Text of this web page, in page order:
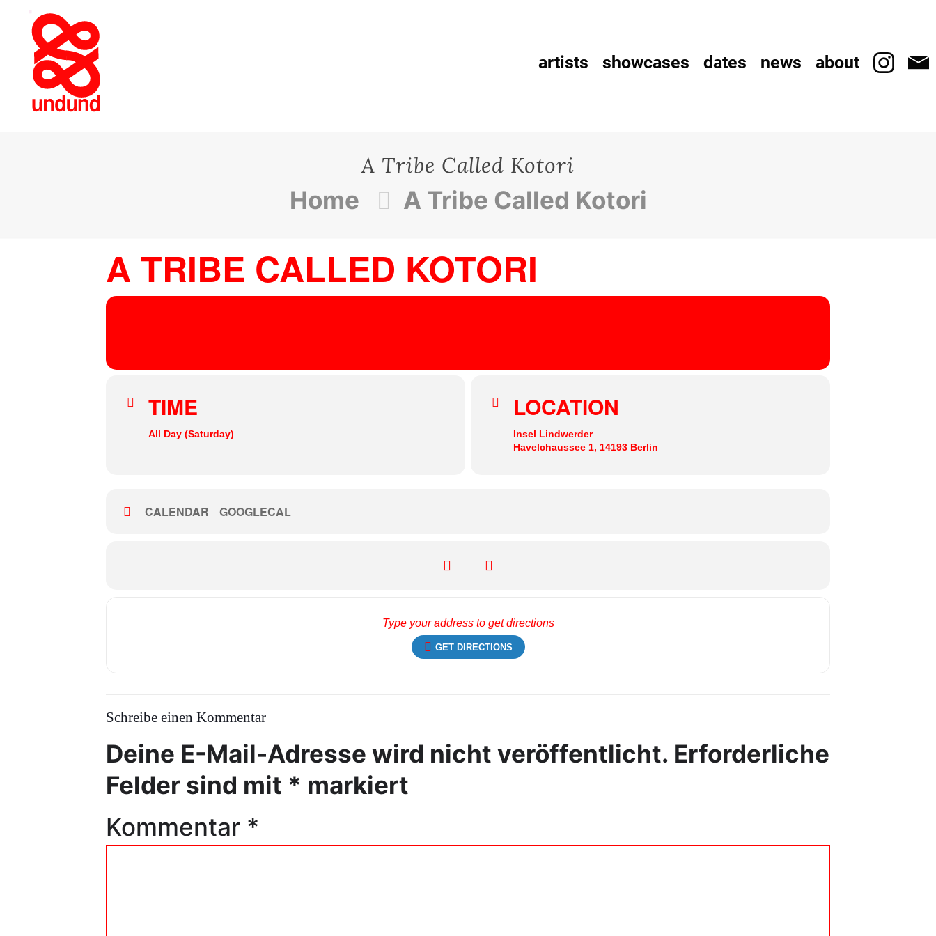
artists showcases dates news about
A Tribe Called Kotori
Home A Tribe Called Kotori
A TRIBE CALLED KOTORI
TIME
All Day (Saturday)
LOCATION
Insel Lindwerder
Havelchaussee 1, 14193 Berlin
CALENDAR GOOGLECAL
GET DIRECTIONS
Schreibe einen Kommentar
Deine E-Mail-Adresse wird nicht veröffentlicht. Erforderliche
Felder sind mit * markiert
Kommentar *